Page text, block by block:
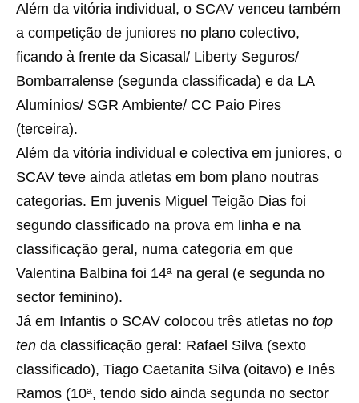
Além da vitória individual, o SCAV venceu também
a competição de juniores no plano colectivo,
ficando à frente da Sicasal/ Liberty Seguros/
Bombarralense (segunda classificada) e da LA
Alumínios/ SGR Ambiente/ CC Paio Pires
(terceira).
Além da vitória individual e colectiva em juniores, o
SCAV teve ainda atletas em bom plano noutras
categorias. Em juvenis Miguel Teigão Dias foi
segundo classificado na prova em linha e na
classificação geral, numa categoria em que
Valentina Balbina foi 14ª na geral (e segunda no
sector feminino).
Já em Infantis o SCAV colocou três atletas no top
ten da classificação geral: Rafael Silva (sexto
classificado), Tiago Caetanita Silva (oitavo) e Inês
Ramos (10ª, tendo sido ainda segunda no sector